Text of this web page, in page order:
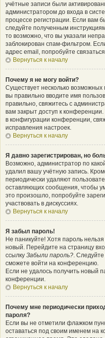
учётные записи были
администратором до входа в
процессе регистрации. Если вам
следуйте полученным
то возможно, что вы указали
заблокирован спам-фильтром.
адрес email, попробуйте
Вернуться к началу
Почему я не могу войти?
Существует несколько возможных
вы правильно вводите имя
правильно, свяжитесь с
вам закрыт доступ к
в конфигурации конференции,
исправления настроек.
Вернуться к началу
Я давно зарегистрирован, но
Возможно, администратор по
удалил вашу учётную запись.
периодически удаляют
оставляющих сообщения, чтобы
это произошло, попробуйте
участвовать в дискуссиях.
Вернуться к началу
Я забыл пароль!
Не паникуйте! Хотя пароль
новый. Перейдите на страницу
ссылку Забыли пароль?.
сможете войти на конференцию.
Если не удалось получить новый
конференции.
Вернуться к началу
Почему мне периодически
пароля?
Если вы не отметили флажком
оставаться под своим именем на